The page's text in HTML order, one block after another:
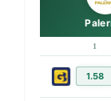
1
1.58